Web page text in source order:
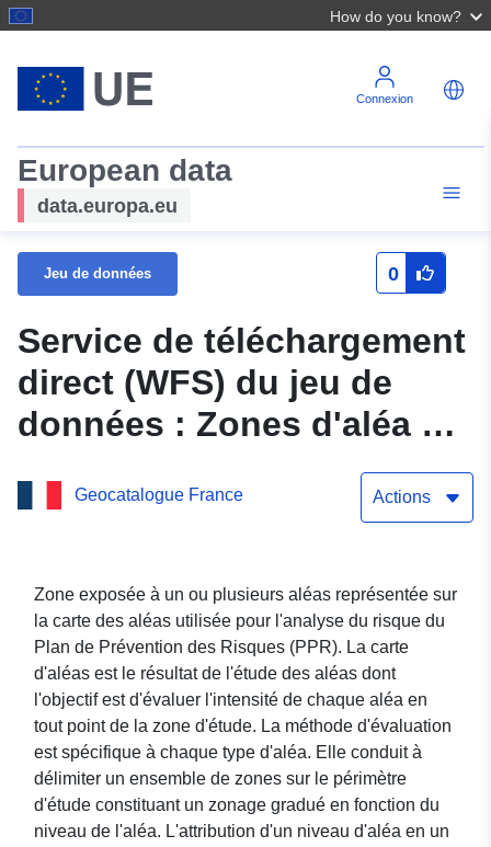
How do you know?
Connexion
European data
data.europa.eu
Jeu de données 0
Service de téléchargement
direct (WFS) du jeu de
données : Zones d'aléa du
Plan de Prévention des
Risques Naturels (PPRN)
Geocatalogue France Actions
Zone exposée à un ou plusieurs aléas représentée sur
la carte des aléas utilisée pour l'analyse du risque du
Plan de Prévention des Risques (PPR). La carte
d'aléas est le résultat de l'étude des aléas dont
l'objectif est d'évaluer l'intensité de chaque aléa en
tout point de la zone d'étude. La méthode d'évaluation
est spécifique à chaque type d'aléa. Elle conduit à
délimiter un ensemble de zones sur le périmètre
d'étude constituant un zonage gradué en fonction du
niveau de l'aléa. L'attribution d'un niveau d'aléa en un